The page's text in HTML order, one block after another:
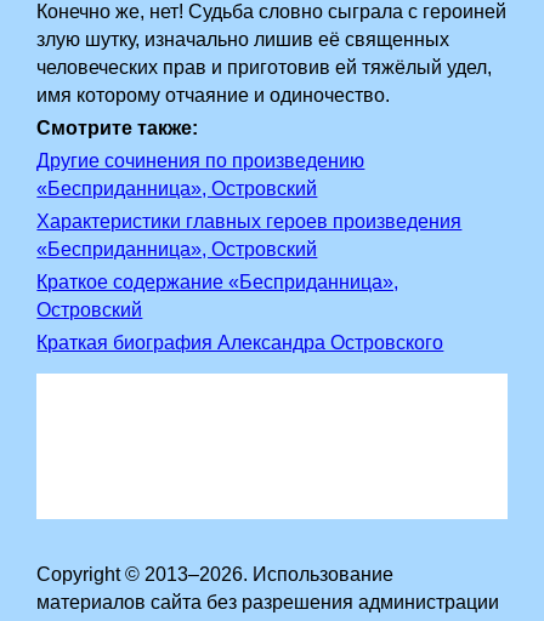
Конечно же, нет! Судьба словно сыграла с героиней
злую шутку, изначально лишив её священных
человеческих прав и приготовив ей тяжёлый удел,
имя которому отчаяние и одиночество.
Смотрите также:
Другие сочинения по произведению
«Бесприданница», Островский
Характеристики главных героев произведения
«Бесприданница», Островский
Краткое содержание «Бесприданница»,
Островский
Краткая биография Александра Островского
Copyright © 2013–2026. Использование
материалов сайта без разрешения администрации